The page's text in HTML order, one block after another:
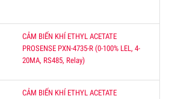
CẢM BIẾN KHÍ ETHYL ACETATE
PROSENSE PXN-4735-R (0-100% LEL, 4-
20MA, RS485, Relay)
CẢM BIẾN KHÍ ETHYL ACETATE